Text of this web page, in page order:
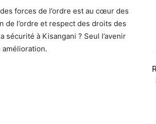
forces de l’ordre est au cœur des
de l’ordre et respect des droits des
à Kisangani ? Seul l’avenir